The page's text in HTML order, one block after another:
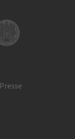
Presse